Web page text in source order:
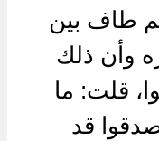
طاف بين
وأن ذلك
قلت: ما
قد